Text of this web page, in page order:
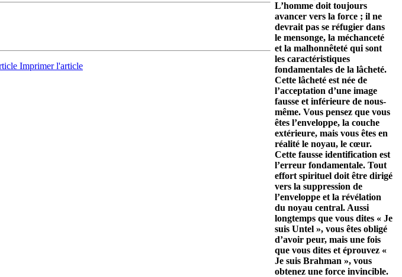
Imprimer l'article
L’homme doit toujours
avancer vers la force ; il ne
devrait pas se réfugier dans
le mensonge, la méchanceté
et la malhonnêteté qui sont
les caractéristiques
fondamentales de la lâcheté.
Cette lâcheté est née de
l’acceptation d’une image
fausse et inférieure de nous-
même. Vous pensez que vous
êtes l’enveloppe, la couche
extérieure, mais vous êtes en
réalité le noyau, le cœur.
Cette fausse identification est
l’erreur fondamentale. Tout
effort spirituel doit être dirigé
vers la suppression de
l’enveloppe et la révélation
du noyau central. Aussi
longtemps que vous dites « Je
suis Untel », vous êtes obligé
d’avoir peur, mais une fois
que vous dites et éprouvez «
Je suis Brahman », vous
obtenez une force invincible.